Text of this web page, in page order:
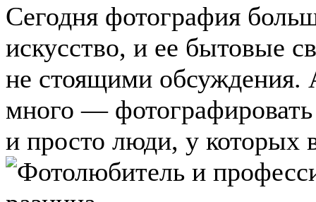
Сегодня фотография
искусство, и ее бытовые
не стоящими обсуждения.
много —
и просто люди, у которых